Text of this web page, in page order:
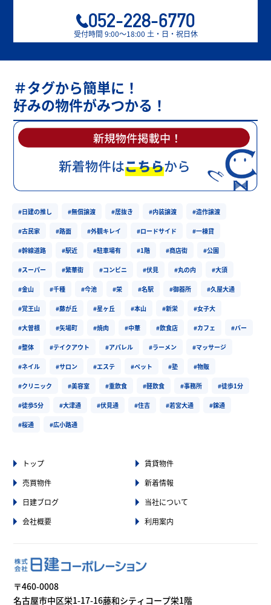
052-228-6770
受付時間 9:00〜18:00 土・日・祝日休
＃タグから簡単に！
好みの物件がみつかる！
#日建の推し #無償譲渡 #居抜き #内装譲渡 #造作譲渡
#古民家 #路面 #外観キレイ #ロードサイド #一棟貸
#幹線道路 #駅近 #駐車場有 #1階 #商店街 #公園
#スーパー #繁華街 #コンビニ #伏見 #丸の内 #大須
#金山 #千種 #今池 #栄 #名駅 #御器所 #久屋大通
#覚王山 #藤が丘 #星ヶ丘 #本山 #新栄 #女子大
#大曽根 #矢場町 #焼肉 #中華 #飲食店 #カフェ #バー
#整体 #テイクアウト #アパレル #ラーメン #マッサージ
#ネイル #サロン #エステ #ペット #塾 #物販
#クリニック #美容室 #重飲食 #軽飲食 #事務所 #徒歩1分
#徒歩5分 #大津通 #伏見通 #住吉 #若宮大通 #錦通
#桜通 #広小路通
トップ
賃貸物件
売買物件
新着情報
日建ブログ
当社について
会社概要
利用案内
〒460-0008
名古屋市中区栄1-17-16藤和シティコープ栄1階